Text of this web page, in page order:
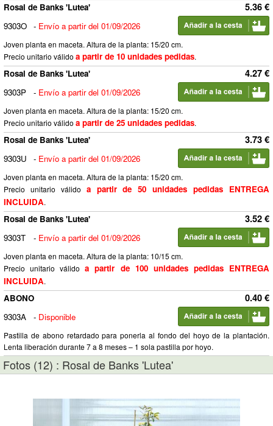
5.36 €
Rosal de Banks 'Lutea'
9303O - Envío a partir del 01/09/2026
Joven planta en maceta. Altura de la planta: 15/20 cm.
Precio unitario válido a partir de 10 unidades pedidas.
4.27 €
Rosal de Banks 'Lutea'
9303P
- Envío a partir del 01/09/2026
Joven planta en maceta. Altura de la planta: 15/20 cm.
Precio unitario válido a partir de 25 unidades pedidas.
3.73 €
Rosal de Banks 'Lutea'
9303U
- Envío a partir del 01/09/2026
Joven planta en maceta. Altura de la planta: 15/20 cm.
Precio unitario válido a partir de 50 unidades pedidas ENTREGA
INCLUIDA.
3.52 €
Rosal de Banks 'Lutea'
9303T
- Envío a partir del 01/09/2026
Joven planta en maceta. Altura de la planta: 10/15 cm.
Precio unitario válidoa partir de 100 unidades pedidas ENTREGA
INCLUIDA.
0.40 €
ABONO
9303A
- Disponible
Pastilla de abono retardado para ponerla al fondo del hoyo de la plantación.
Lenta liberación durante 7 a 8 meses – 1 sola pastilla por hoyo.
Fotos (12) : Rosal de Banks 'Lutea'